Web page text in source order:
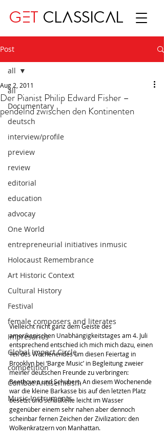
GET CLASSICAL
Post
all
Documentary
deutsch
interview/profile
preview
review
editorial
education
advocay
One World
entrepreneurial initiatives inmusic
Holocaust Remembrance
Art Historic Context
Cultural History
Festival
female composers and literates
Impresarios
Global Impact Circle
competition
Combat Antisemitism
Music Instruments
all
Der Pianist Philip Edward Fisher –
pendelnd zwischen den Kontinenten
Aug 2, 2011
Vielleicht nicht ganz dem Geiste des
amerikanischen Unabhängigkeitstages am 4. Juli
entsprechend entschied ich mich mich dazu, einen
Teil des Wochenendes um diesen Feiertag in
Brooklyn bei ‘Barge Music’ in Begleitung zweier
meiner deutschen Freunde zu verbringen:
Beethoven und Schubert. An diesem Wochenende
war die kleine Barkasse bis auf den letzten Platz
besetzt und schaukelte leicht im Wasser
gegenüber einem sehr nahen aber dennoch
scheinbar fernen Zeichen der Zivilization: den
Wolkenkratzern von Manhattan.